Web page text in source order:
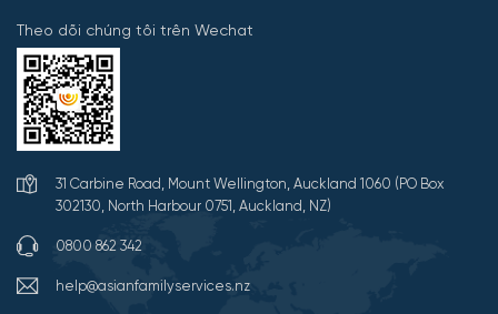
Theo dõi chúng tôi trên Wechat
31 Carbine Road, Mount Wellington, Auckland 1060 (PO Box
302130, North Harbour 0751, Auckland, NZ)
0800 862 342
help@asianfamilyservices.nz